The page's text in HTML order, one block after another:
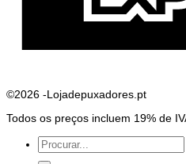
©2026 -Lojadepuxadores.pt
Todos os preços incluem 19% de
Pesquisar
por: